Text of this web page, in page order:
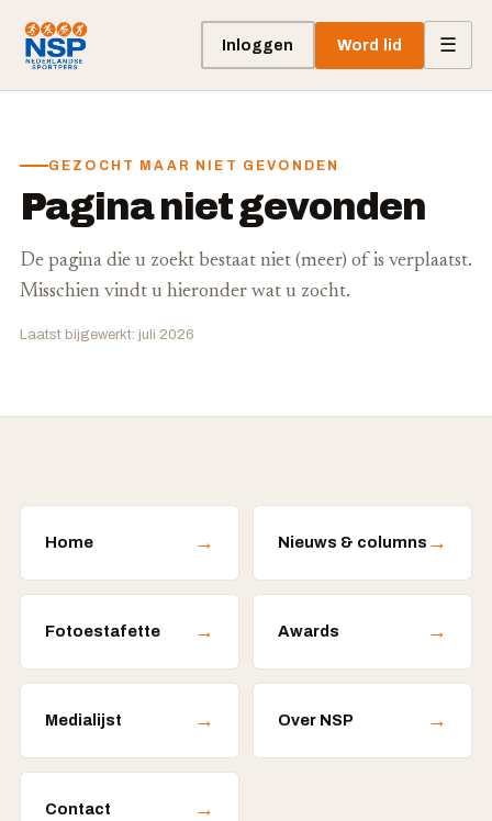
Inloggen Word lid ☰
GEZOCHT MAAR NIET GEVONDEN
Pagina niet gevonden
De pagina die u zoekt bestaat niet (meer) of is verplaatst.
Misschien vindt u hieronder wat u zocht.
Laatst bijgewerkt: juli 2026
Home → Nieuws & columns →
Fotoestafette → Awards →
Medialijst → Over NSP →
Contact →